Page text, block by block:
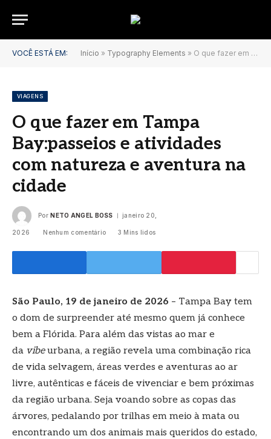
VOCÊ ESTÁ EM: Início » Typography Elements » O que fazer em Tampa Bay:passeios e atividades com natureza e aventura na cidade
VIAGENS
O que fazer em Tampa
Bay:passeios e atividades
com natureza e aventura na
cidade
Por NETO ANGEL BOSS janeiro 20,
2026 Nenhum comentário 3 Mins lidos
São Paulo, 19 de janeiro de 2026 – Tampa Bay tem
o dom de surpreender até mesmo quem já conhece
bem a Flórida. Para além das vistas ao mar e
da vibeurbana, a região revela uma combinação rica
de vida selvagem, áreas verdes e aventuras ao ar
livre, autênticas e fáceis de vivenciar e bem próximas
da região urbana. Seja voando sobre as copas das
árvores, pedalando por trilhas em meio à mata ou
encontrando um dos animais mais queridos do estado,